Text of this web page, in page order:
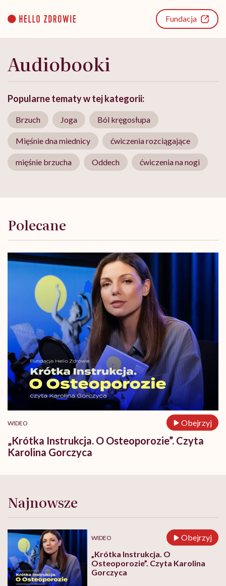
content
Fundacja
Audiobooki
Popularne tematy w tej kategorii:
Brzuch Joga Ból kręgosłupa
Mięśnie dna miednicy ćwiczenia rozciągające
mięśnie brzucha Oddech ćwiczenia na nogi
Polecane
WIDEO Obejrzyj
„Krótka Instrukcja. O Osteoporozie”. Czyta
Karolina Gorczyca
Najnowsze
WIDEO
Obejrzyj
„Krótka Instrukcja. O
Osteoporozie”. Czyta Karolina
Gorczyca